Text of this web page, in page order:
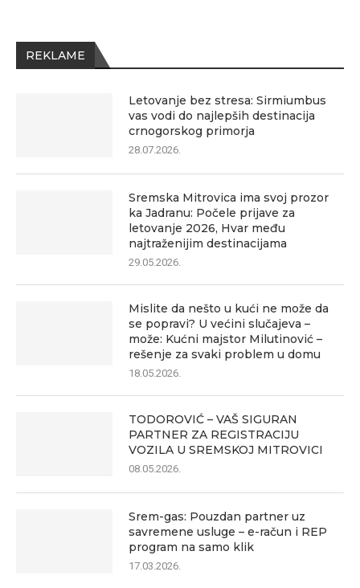
REKLAME
Letovanje bez stresa: Sirmiumbus
vas vodi do najlepših destinacija
crnogorskog primorja
28.07.2026.
Sremska Mitrovica ima svoj prozor
ka Jadranu: Počele prijave za
letovanje 2026, Hvar među
najtraženijim destinacijama
29.05.2026.
Mislite da nešto u kući ne može da
se popravi? U većini slučajeva –
može: Kućni majstor Milutinović –
rešenje za svaki problem u domu
18.05.2026.
TODOROVIĆ – VAŠ SIGURAN
PARTNER ZA REGISTRACIJU
VOZILA U SREMSKOJ MITROVICI
08.05.2026.
Srem-gas: Pouzdan partner uz
savremene usluge – e-račun i REP
program na samo klik
17.03.2026.